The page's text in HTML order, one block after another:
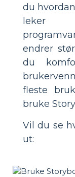
du
endrer
du
fleste
bruke
Vil du se
ut: